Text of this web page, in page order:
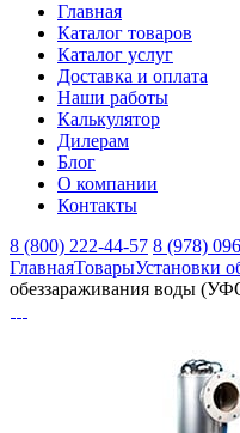
Главная
Каталог товаров
Каталог услуг
Доставка и оплата
Наши работы
Калькулятор
Дилерам
Блог
О компании
Контакты
8 (800) 222-44-57 8 (978)
ГлавнаяТоварыУстановки
обеззараживания воды